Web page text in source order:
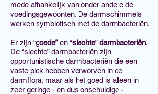
mede afhankelijk van onder andere de
voedingsgewoonten. De darmschimmels
werken symbiotisch met de darmbacteriën.
Er zijn “goede” en “slechte”darmbacteriën.
De “slechte” darmbacteriën zijn
opportunistische darmbacteriën die een
vaste plek hebben verworven in de
darmflora, maar als het goed is alleen in
zeer geringe - en dus onschuldige -